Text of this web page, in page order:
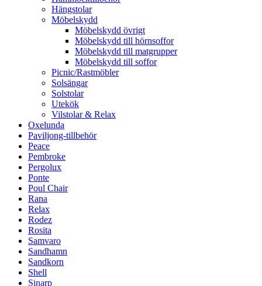
Hängstolar
Möbelskydd
Möbelskydd övrigt
Möbelskydd till hörnsoffor
Möbelskydd till matgrupper
Möbelskydd till soffor
Picnic/Rastmöbler
Solsängar
Solstolar
Utekök
Vilstolar & Relax
Oxelunda
Paviljong-tillbehör
Peace
Pembroke
Pergolux
Ponte
Poul Chair
Rana
Relax
Rodez
Rosita
Samvaro
Sandhamn
Sandkorn
Shell
Sinarp